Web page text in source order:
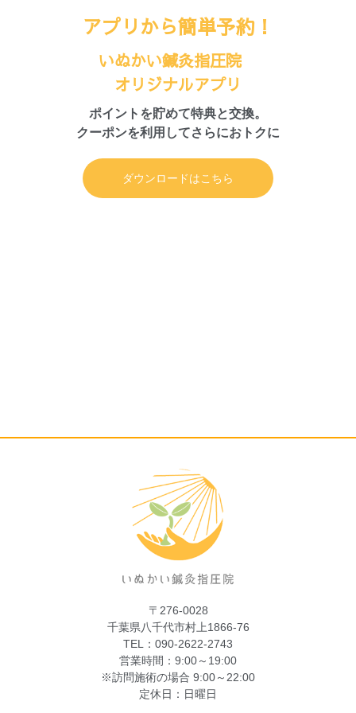
アプリから簡単予約！
いぬかい鍼灸指圧院
オリジナルアプリ
ポイントを貯めて特典と交換。
クーポンを利用してさらにおトクに
ダウンロードはこちら
〒276-0028
千葉県八千代市村上1866-76
TEL：090-2622-2743
営業時間：9:00～19:00
※訪問施術の場合 9:00～22:00
定休日：日曜日